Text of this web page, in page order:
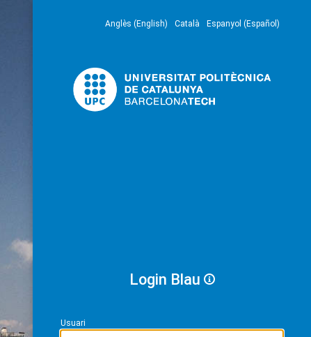
Anglès (English) Català Espanyol (Español)
Login Blau
Usuari